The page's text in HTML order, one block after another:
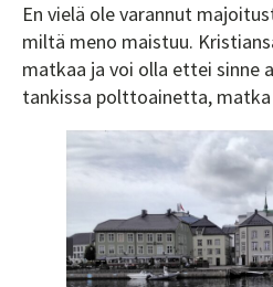
En vielä ole varannut
miltä meno maistuu.
matkaa ja voi olla ettei sinne
tankissa polttoainetta,